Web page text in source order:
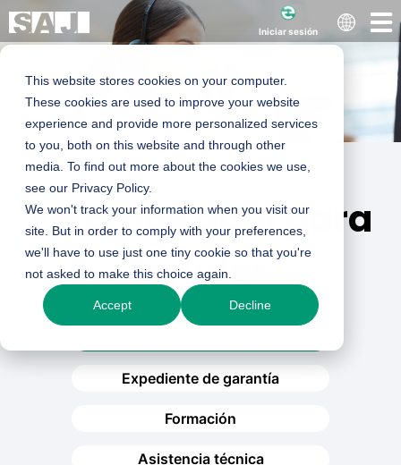
This website stores cookies on your computer.
These cookies are used to improve your website
experience and provide more personalized services
to you, both on this website and through other
media. To find out more about the cookies we use,
see our Privacy Policy.
We won't track your information when you visit our
site. But in order to comply with your preferences,
we'll have to use just one tiny cookie so that you're
not asked to make this choice again.
Accept Decline
Iniciar sesión
Estamos aquí para
ayudar
Expediente de garantía
Formación
Asistencia técnica